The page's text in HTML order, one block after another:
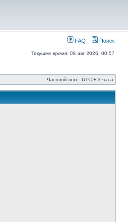
FAQ Поиск
Текущее время: 08 авг 2026, 00:57
Часовой пояс: UTC + 3 часа